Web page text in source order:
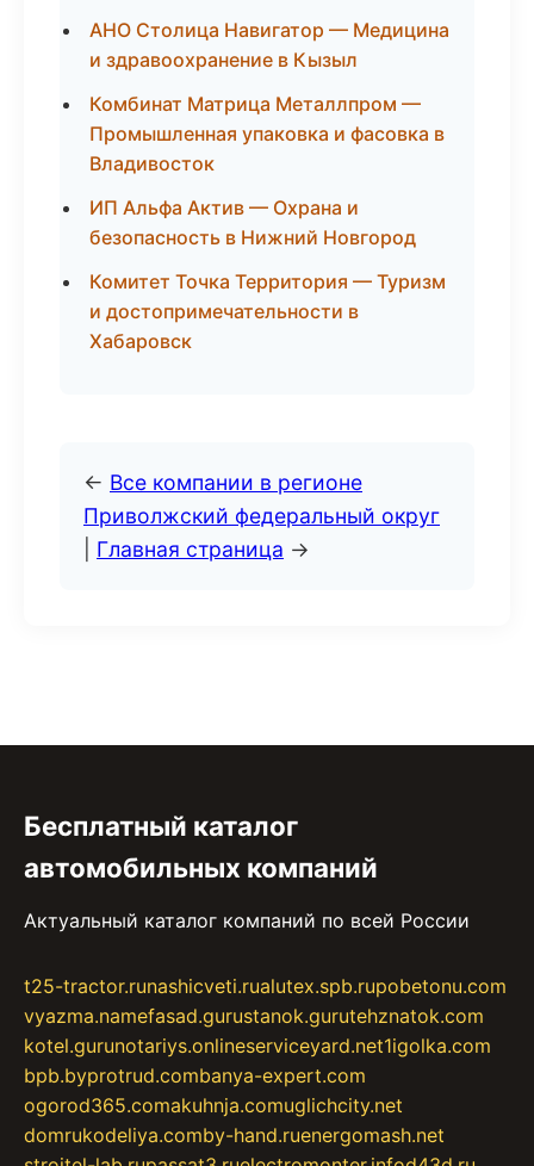
АНО Столица Навигатор — Медицина
и здравоохранение в Кызыл
Комбинат Матрица Металлпром —
Промышленная упаковка и фасовка в
Владивосток
ИП Альфа Актив — Охрана и
безопасность в Нижний Новгород
Комитет Точка Территория — Туризм
и достопримечательности в
Хабаровск
← Все компании в регионе
Приволжский федеральный округ
Главная страница →
Бесплатный каталог
автомобильных компаний
Актуальный каталог компаний по всей России
t25-tractor.runashicveti.rualutex.spb.rupobetonu.com
vyazma.namefasad.gurustanok.gurutehznatok.com
kotel.gurunotariys.onlineserviceyard.net1igolka.com
bpb.byprotrud.combanya-expert.com
ogorod365.comakuhnja.comuglichcity.net
domrukodeliya.comby-hand.ruenergomash.net